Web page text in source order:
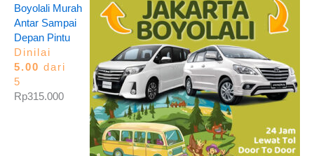
Boyolali Murah
Antar Sampai
Depan Pintu
Dinilai
5.00 dari
5
Rp315.000